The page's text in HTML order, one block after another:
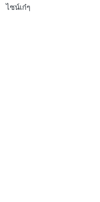
ไซน์เก๋ๆ